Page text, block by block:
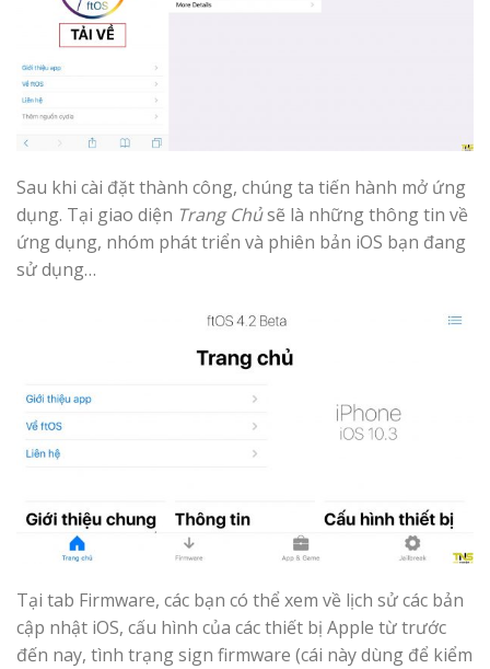
Sau khi cài đặt thành công, chúng ta tiến hành mở ứng
dụng. Tại giao diện Trang Chủsẽ là những thông tin về
ứng dụng, nhóm phát triển và phiên bản iOS bạn đang
sử dụng…
Tại tab Firmware, các bạn có thể xem về lịch sử các bản
cập nhật iOS, cấu hình của các thiết bị Apple từ trước
đến nay, tình trạng sign firmware (cái này dùng để kiểm